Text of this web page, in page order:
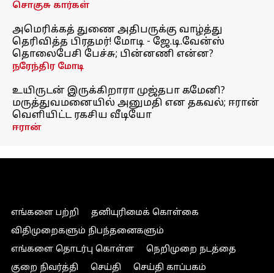
சொகுசு கார்கள்
அமெரிக்கத் துணை அதிபருக்கு வாழ்த்து
தெரிவித்த பிரதமர்! மோடி - ஜே.டி.வேன்ஸ்
தொலைபேசி பேச்சு; பின்னணி என்ன?
நரேந்திர மோடி
உயிருடன் இருக்கிறாரா முஜ்தபா கமேனி?
மருத்துவமனையில் அனுமதி என தகவல்; ஈரான்
வெளியிட்ட ரகசிய வீடியோ
ஈரான்
எங்களை பற்றி
தனியுரிமைக் கொள்கை
விதிமுறைகளும் நிபந்தனைகளும்
எங்களை தொடர்பு கொள்ள
நெறிமுறை நடத்தை
குறை நிவர்த்தி
செய்தி செய்தி காப்பகம்